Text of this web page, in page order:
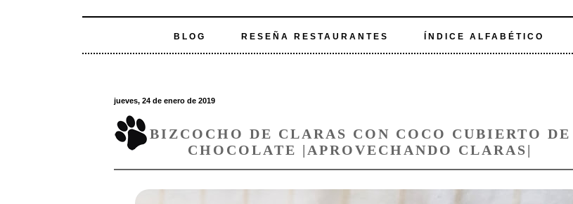
BLOG RESEÑA RESTAURANTES ÍNDICE ALFABÉTICO
jueves, 24 de enero de 2019
BIZCOCHO DE CLARAS CON COCO CUBIERTO DE
CHOCOLATE |APROVECHANDO CLARAS|